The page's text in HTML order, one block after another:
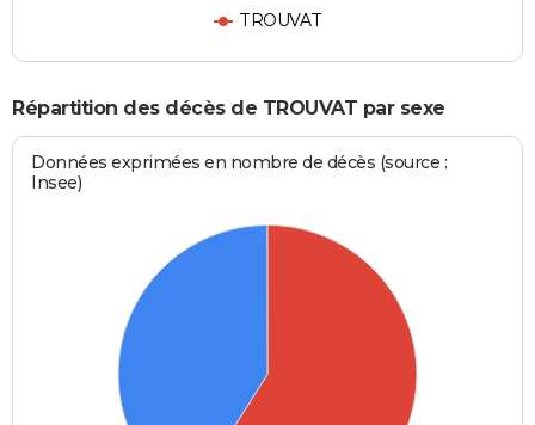
TROUVAT
Répartition des décès de TROUVAT par sexe
Données exprimées en nombre de décès (source :
Insee)